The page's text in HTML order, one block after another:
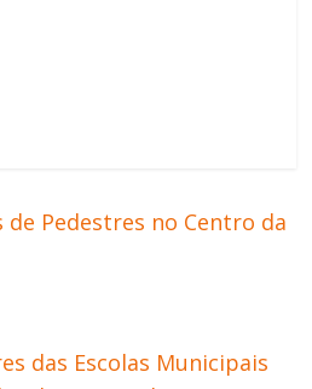
de Pedestres no Centro da
das Escolas Municipais